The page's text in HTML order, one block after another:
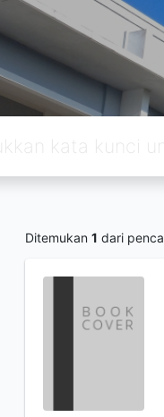
Ditemukan 1 dari